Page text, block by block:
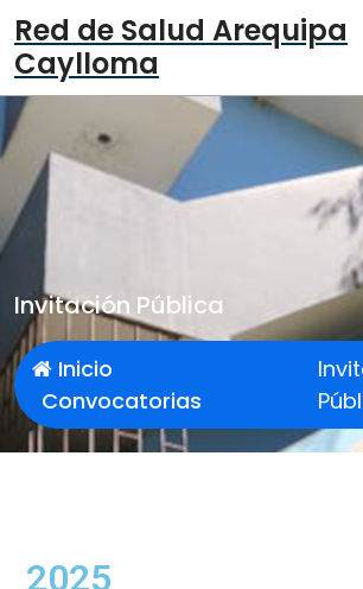
Red de Salud Arequipa
Caylloma
Invitación Pública
Inicio
Convocatorias
2025